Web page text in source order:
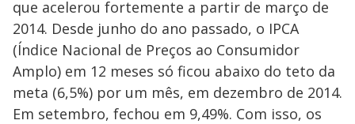
que acelerou fortemente a partir de março de
2014. Desde junho do ano passado, o IPCA
(Índice Nacional de Preços ao Consumidor
Amplo) em 12 meses só ficou abaixo do teto da
meta (6,5%) por um mês, em dezembro de 2014.
Em setembro, fechou em 9,49%. Com isso, os